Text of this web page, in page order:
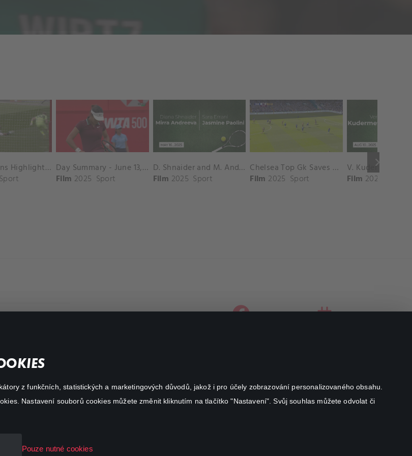
z funkčních, statistických a marketingových důvodů, jakož i pro účely zobrazování personalizovaného obsahu.
Nastavení souborů cookies můžete změnit kliknutím na tlačítko "Nastavení". Svůj souhlas můžete odvolat či
Pouze nutné cookies
keyboard_arrow_right
Ollie Watkins Highlights vs. Southampton
Sport
Day Summary - June 13, 2025
Film 2025 Sport
D. Shnaider and M. Andreeva vs. S. Errani and J. Paolini Match Highlights - ROME_Campo Centrale ( May 16, 2025)
Film 2025 Sport
Chelsea Top Gk Saves vs. Crystal Palace
Film 2025 Sport Film 2025
facebookinstagram
Canal+ Luxembourg S. à r.l. se sídlem Rue Albert Borschette 4,